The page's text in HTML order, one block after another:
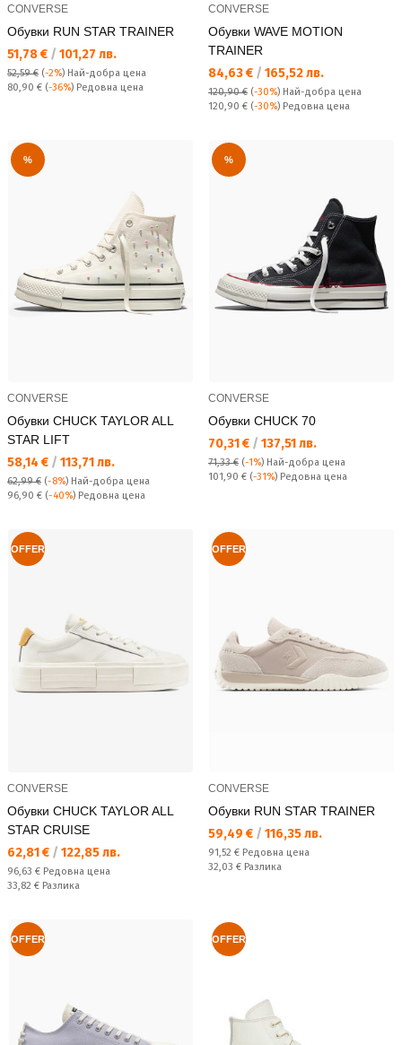
CONVERSE
Обувки RUN STAR TRAINER
Текуща цена:
51,78 € / 101,27 лв.
52,59 € (-2%) Най-добра цена
Редовна цена:
80,90 € (-36%) Редовна цена
CONVERSE
Обувки WAVE MOTION
TRAINER
Текуща цена:
84,63 € / 165,52 лв.
120,90 € (-30%) Най-добра цена
Редовна цена:
120,90 € (-30%) Редовна цена
%
CONVERSE
Обувки CHUCK TAYLOR ALL
STAR LIFT
Текуща цена:
58,14 € / 113,71 лв.
62,99 € (-8%) Най-добра цена
Редовна цена:
96,90 € (-40%) Редовна цена
%
CONVERSE
Обувки CHUCK 70
Текуща цена:
70,31 € / 137,51 лв.
71,33 € (-1%) Най-добра цена
Редовна цена:
101,90 € (-31%) Редовна цена
OFFER
CONVERSE
Обувки CHUCK TAYLOR ALL
STAR CRUISE
Текуща цена:
62,81 € / 122,85 лв.
Редовна цена:
96,63 € Редовна цена
Спестявате:
33,82 € Разлика
OFFER
CONVERSE
Обувки RUN STAR TRAINER
Текуща цена:
59,49 € / 116,35 лв.
Редовна цена:
91,52 € Редовна цена
Спестявате:
32,03 € Разлика
OFFER OFFER